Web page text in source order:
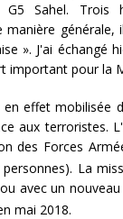
Sahel. Trois
manière
». J'ai échangé
important pour la
effet mobilisée
aux terroristes.
des Forces
La
avec un
mai 2018.